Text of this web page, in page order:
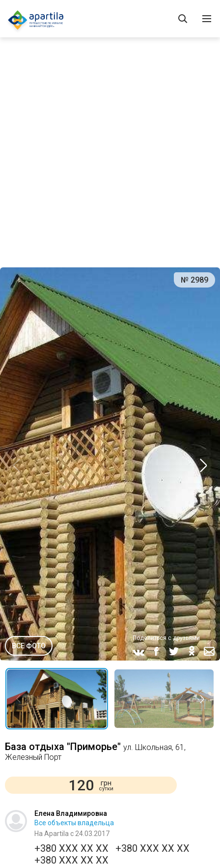
№ 2989
ВСЕ ФОТО
Поделиться с друзьями
База отдыха "Приморье" ул. Школьная, 61,
Железный Порт
120 грн
сутки
Елена Владимировна
Все объекты владельца
На Apartila с 24.03.2017
+380 XXX XX XX
+380 XXX XX XX
+380 XXX XX XX